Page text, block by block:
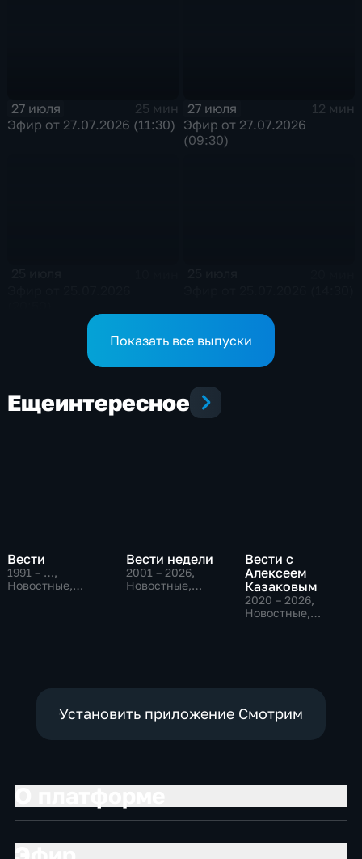
27 июля
25 мин
Эфир от 27.07.2026 (11:30)
27 июля
12 мин
Эфир от 27.07.2026
(09:30)
Показать все выпуски
Ещеинтересное
Вести
1991 – …,
Новостные,
Вести недели
2001 – 2026,
Новостные,
Вести с
Алексеем
Казаковым
2020 – 2026,
Новостные,
Установить приложение Смотрим